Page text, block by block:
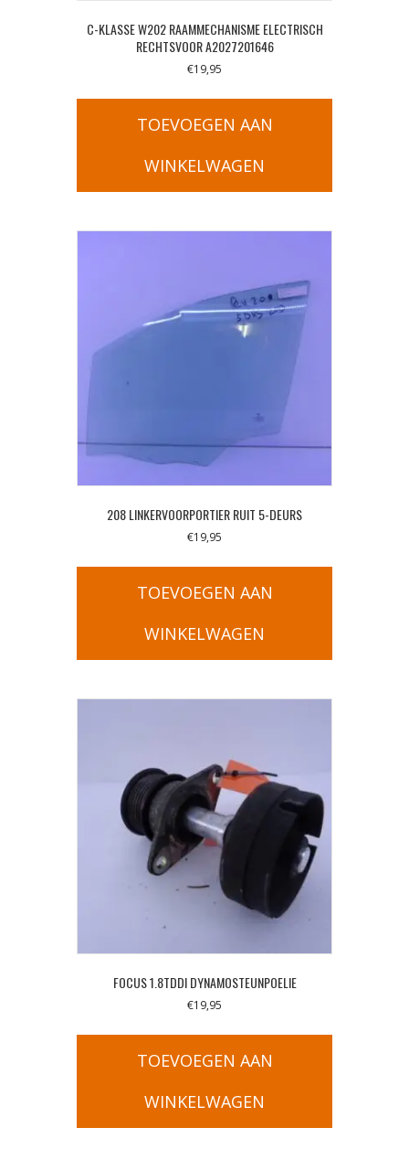
C-KLASSE W202 RAAMMECHANISME ELECTRISCH
RECHTSVOOR A2027201646
€19,95
TOEVOEGEN AAN
WINKELWAGEN
208 LINKERVOORPORTIER RUIT 5-DEURS
€19,95
TOEVOEGEN AAN
WINKELWAGEN
FOCUS 1.8TDDI DYNAMOSTEUNPOELIE
€19,95
TOEVOEGEN AAN
WINKELWAGEN